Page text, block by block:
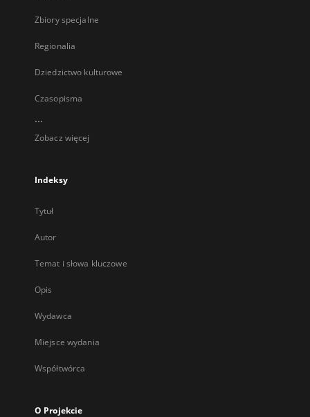
Zbiory specjalne
Regionalia
Dziedzictwo kulturowe
Czasopisma
...
Zobacz więcej
Indeksy
Tytuł
Autor
Temat i słowa kluczowe
Opis
Wydawca
Miejsce wydania
Współtwórca
O Projekcie